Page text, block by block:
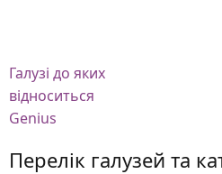
Галузі до яких
відноситься
Genius
Перелік галузей та